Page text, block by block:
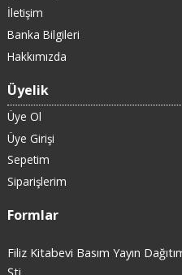
İletişim
Banka Bilgileri
Hakkımızda
Üyelik
Üye Ol
Üye Girişi
Sepetim
Siparişlerim
Formlar
Filiz Kitabevi Basım Yayın